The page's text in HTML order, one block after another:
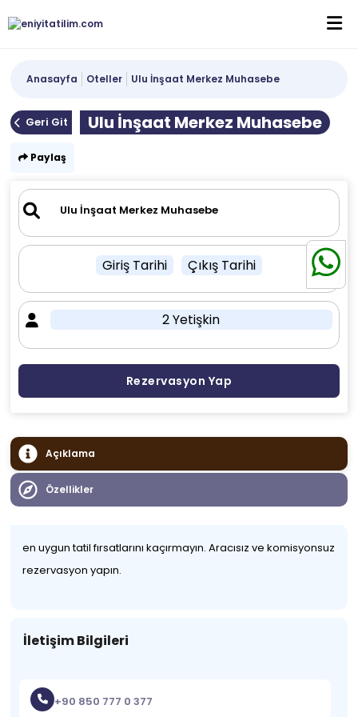
Anasayfa Oteller Ulu İnşaat Merkez Muhasebe
Geri Git Ulu İnşaat Merkez Muhasebe
Paylaş
Giriş Tarihi Çıkış Tarihi
2 Yetişkin
Rezervasyon Yap
Açıklama
Özellikler
en uygun tatil fırsatlarını kaçırmayın. Aracısız ve komisyonsuz
rezervasyon yapın.
İletişim Bilgileri
+90 850 777 0 377